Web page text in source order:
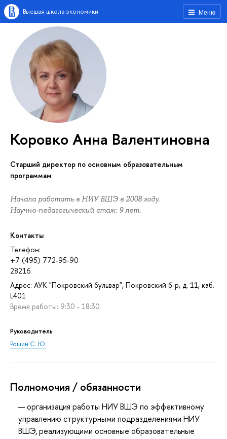
Меню
Высшая школа экономики
Коровко Анна Валентиновна
Старший директор по основным образовательным
программам
Начала работать в НИУ ВШЭ в 2008 году.
Научно-педагогический стаж: 9 лет.
Контакты
Телефон:
+7 (495) 772-95-90
28216
Адрес: АУК "Покровский бульвар", Покровский б-р, д. 11, каб.
L401
Время работы: 9:30 - 18:30
Руководитель
Рощин С. Ю.
Полномочия / обязанности
организация работы НИУ ВШЭ по эффективному
управлению структурными подразделениями НИУ
ВШЭ, реализующими основные образовательные